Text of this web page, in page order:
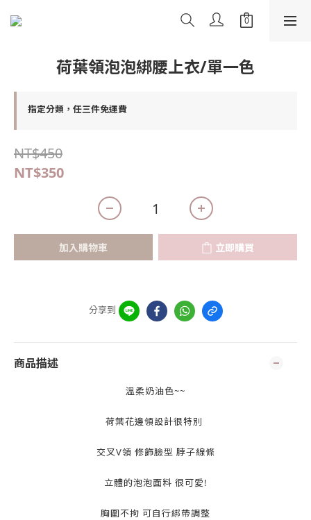
荷葉領泡泡綁腰上衣/單一色
指定分類，任三件免運費
NT$450
NT$350
加入購物車 立即購買
分享到
商品描述
溫柔奶油色~~
荷葉花邊領設計很特別
交叉V領 修飾臉型 脖子線條
立體的泡泡面料 很可愛!
胸圍不拘 可自行綁帶調整